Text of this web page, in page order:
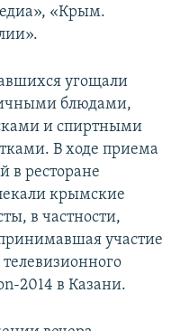
«Крым.
угощали
блюдами,
и спиртными
В ходе приема
в ресторане
крымские
в частности,
участие
2014 в Казани.